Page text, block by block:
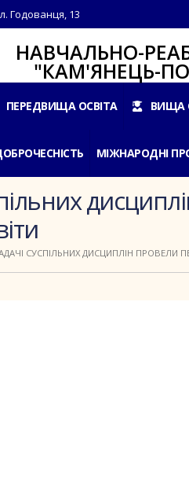
Годованця, 13
ПЕРЕДВИЩА ОСВІТА ВИЩА
МІЖНАРОДНІ
СУСПІЛЬНИХ ДИСЦИПЛІН ПРОВЕЛИ